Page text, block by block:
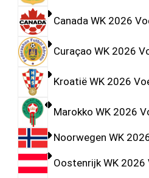
Canada WK 2026
Curaçao WK 2026
Kroatië WK 2026
Marokko WK 2026
Noorwegen WK
Oostenrijk WK